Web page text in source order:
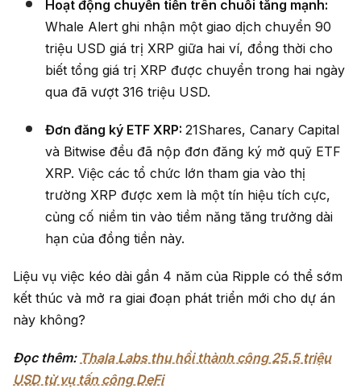
Hoạt động chuyển tiền trên chuỗi tăng mạnh:
Whale Alert ghi nhận một giao dịch chuyển 90
triệu USD giá trị XRP giữa hai ví, đồng thời cho
biết tổng giá trị XRP được chuyển trong hai ngày
qua đã vượt 316 triệu USD.
Đơn đăng ký ETF XRP: 21Shares, Canary Capital
và Bitwise đều đã nộp đơn đăng ký mở quỹ ETF
XRP. Việc các tổ chức lớn tham gia vào thị
trường XRP được xem là một tín hiệu tích cực,
củng cố niềm tin vào tiềm năng tăng trưởng dài
hạn của đồng tiền này.
Liệu vụ việc kéo dài gần 4 năm của Ripple có thể sớm
kết thúc và mở ra giai đoạn phát triển mới cho dự án
này không?
Đọc thêm: Thala Labs thu hồi thành công 25.5 triệu
USD từ vụ tấn công DeFi